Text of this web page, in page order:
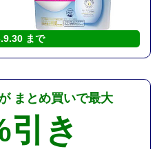
まで
まとめ買いで最大
引き